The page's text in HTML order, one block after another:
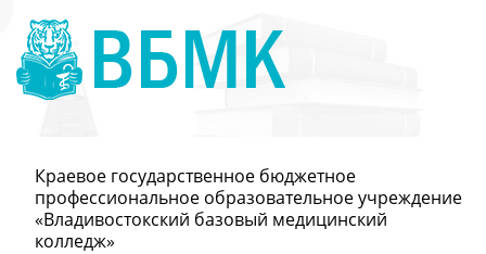
Краевое государственное бюджетное
профессиональное образовательное учреждение
«Владивостокский базовый медицинский
колледж»